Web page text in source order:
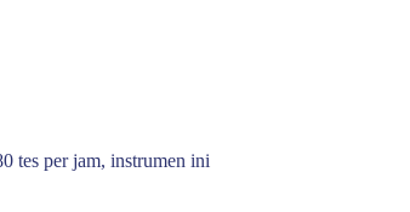
tes per jam, instrumen ini